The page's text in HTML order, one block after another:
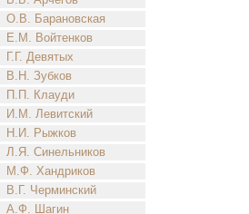
О.В. Барановская
Е.М. Войтенков
Г.Г. Девятых
В.Н. Зубков
П.П. Клауди
И.М. Левитский
Н.И. Рыжков
Л.Я. Синельников
М.Ф. Хандриков
В.Г. Черминский
А.Ф. Шагин